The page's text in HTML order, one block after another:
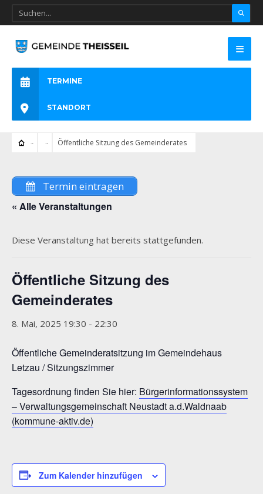
TERMINE
STANDORT
Öffentliche Sitzung des Gemeinderates
Termin eintragen
« Alle Veranstaltungen
Diese Veranstaltung hat bereits stattgefunden.
Öffentliche Sitzung des
Gemeinderates
8. Mai, 2025 19:30 - 22:30
Öffentliche Gemeinderatsitzung im Gemeindehaus
Letzau / Sitzungszimmer
Tagesordnung finden Sie hier: Bürgerinformationssystem
– Verwaltungsgemeinschaft Neustadt a.d.Waldnaab
(kommune-aktiv.de)
Zum Kalender hinzufügen